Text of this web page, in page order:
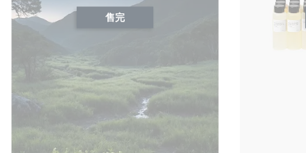
售完